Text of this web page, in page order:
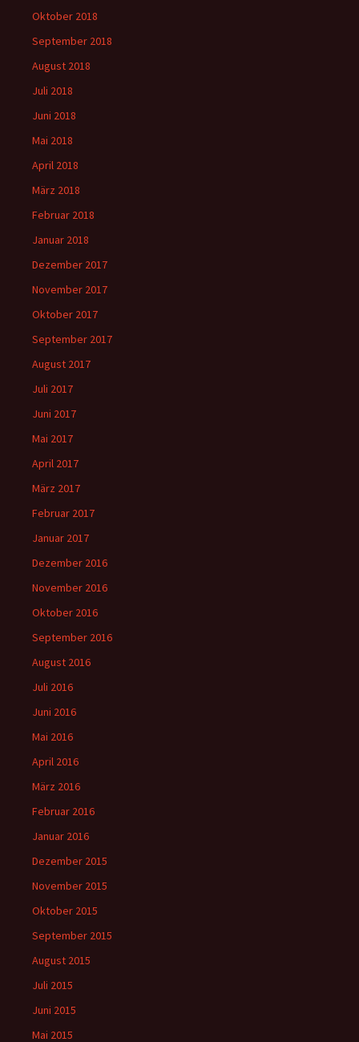
Oktober 2018
September 2018
August 2018
Juli 2018
Juni 2018
Mai 2018
April 2018
März 2018
Februar 2018
Januar 2018
Dezember 2017
November 2017
Oktober 2017
September 2017
August 2017
Juli 2017
Juni 2017
Mai 2017
April 2017
März 2017
Februar 2017
Januar 2017
Dezember 2016
November 2016
Oktober 2016
September 2016
August 2016
Juli 2016
Juni 2016
Mai 2016
April 2016
März 2016
Februar 2016
Januar 2016
Dezember 2015
November 2015
Oktober 2015
September 2015
August 2015
Juli 2015
Juni 2015
Mai 2015